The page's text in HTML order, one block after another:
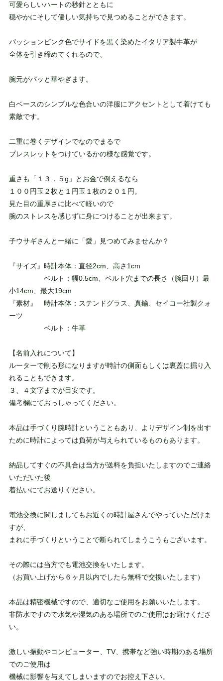
可愛らしいハートの秒針とともに
穏やかにそして優しい気持ちで見つめることができます。
パッションピンク色でサイドを黒く染めたイタリア製牛革が
全体を引き締めてくれるので、
腕元がパッと華やぎます。
白ベースのシンプルな色合いの洋服にアクセントとして着けても
素敵です。
二重に巻くデザインでなのでまるで
ブレスレットをつけているかの様な感覚です。
重さも「１３．５g」とお金で例えるなら
１００円玉２枚と１円玉１枚の２０１円。
見た目の重厚さに比べて軽いので
腕のストレスを感じずに身につけることが出来ます。
子ウサギさんと一緒に「愛」見つめてみませんか？
『サイズ』時計本体：直径2cm、高さ1cm
ベルト：幅0.5cm、ベルト穴までの長さ（腕回り）最
小14cm、最大19cm
『素材』 時計本体：ステンドグラス、真鍮、セイコー社製クォ
ーツ
ベルト：牛革
【名前入れについて】
ルーターで削る形になりますが時計の側面もしくは裏蓋に掘り入
れることもできます。
３、４文字までが目安です。
備考欄にておっしゃってください。
本品は手づくり腕時計ということもあり、よりデザイン制を出す
ために時計によっては負荷が与えられているものもあります。
納品してすぐの不具合は当方が送料を負担いたしますのでご連絡
いただいた後
着払いにてお送りください。
電池交換に関しましてもお近くの時計屋さんでやっていただけま
すが、
まれに手づくりということで断られてしまうこうもございます。
その際には当方でも電池交換をいたします。
（お買い上げから６ヶ月以内でしたら無料で交換いたします）
本品は精密機械ですので、適切なご使用をお願いいたします。
非防水ですので水気や湿気のある場所でのご使用はお避けくださ
い。
激しい振動やコンピューター、TV、携帯など強い時期のある場所
でのご使用は
機械に影響を与えてしまいますのでお控え下さい。